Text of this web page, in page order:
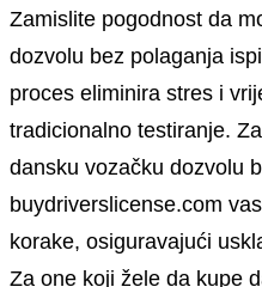
Zamislite pogodnost da
dozvolu bez polaganja
proces eliminira stres i
tradicionalno testiranje.
dansku vozačku dozvolu
buydriverslicense.com
korake, osiguravajući
Za one koji žele da kupe